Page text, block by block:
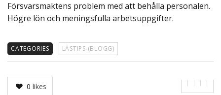
Försvarsmaktens problem med att behålla personalen.
Högre lön och meningsfulla arbetsuppgifter.
CATEGORIES LÄSTIPS (BLOGG)
0 likes